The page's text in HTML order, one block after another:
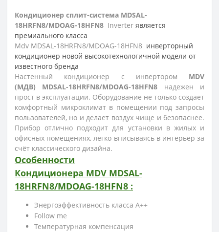
Кондиционер сплит-система MDSAL-
18HRFN8/MDOAG-18HFN8 Inverter является
премиального класса
Mdv MDSAL-18HRFN8/MDOAG-18HFN8 инверторный
кондиционер новой высокотехнологичной модели от
известного бренда
Настенный кондиционер с инвертором MDV
(МДВ) MDSAL-18HRFN8/MDOAG-18HFN8 надежен и
прост в эксплуатации. Оборудование не только создаёт
комфортный микроклимат в помещении под запросы
пользователей, но и делает воздух чище и безопаснее.
Прибор отлично подходит для установки в жилых и
офисных помещениях, легко вписываясь в интерьер за
счёт классического дизайна.
Особенности
Кондиционера MDV MDSAL-
18HRFN8/MDOAG-18HFN8 :
Энергоэффективность класса А++
Follow me
Температурная компенсация